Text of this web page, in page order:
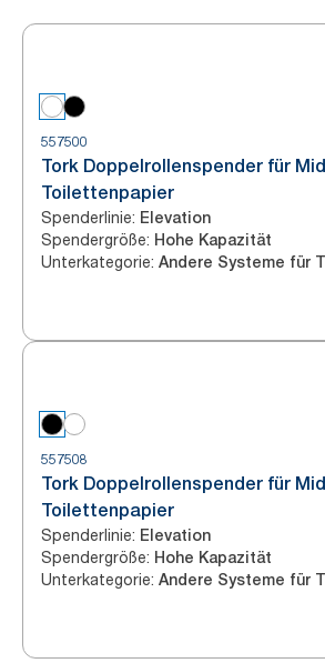
557500
Tork Doppelrollenspender für
Toilettenpapier
Spenderlinie: Elevation
Spendergröße: Hohe Kapazität
Unterkategorie: Andere Systeme für
557508
Tork Doppelrollenspender für
Toilettenpapier
Spenderlinie: Elevation
Spendergröße: Hohe Kapazität
Unterkategorie: Andere Systeme für